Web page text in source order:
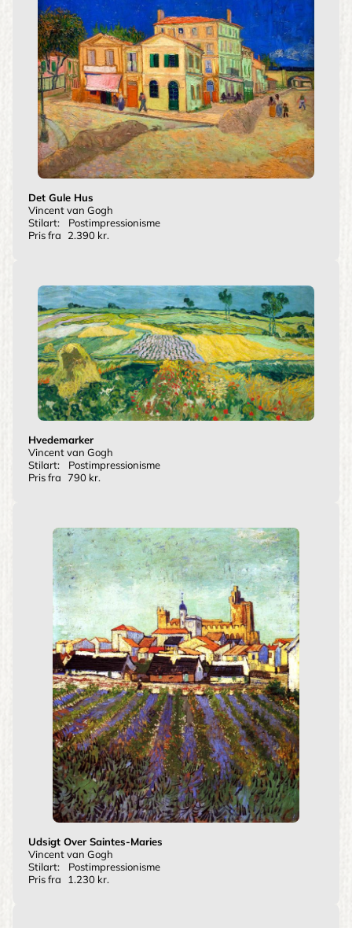
Det Gule Hus
Vincent van Gogh
Stilart:
Postimpressionisme
Pris fra
2.390 kr.
Hvedemarker
Vincent van Gogh
Stilart:
Postimpressionisme
Pris fra 790 kr.
Udsigt Over Saintes-Maries
Vincent van Gogh
Stilart:
Postimpressionisme
Pris fra
1.230 kr.